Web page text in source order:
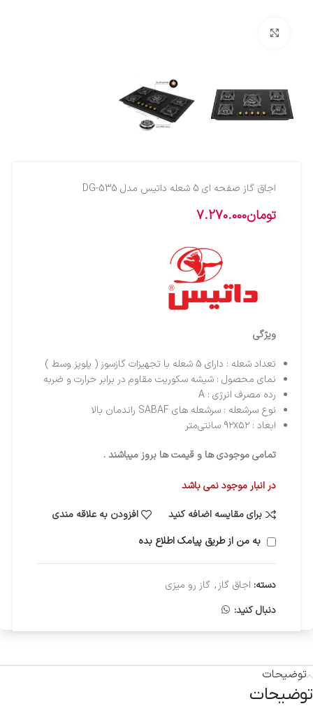
اجاق گاز صفحه ای 5 شعله داتیس مدل DG-535
تومان7.270.000
ویژگی
تعداد شعله : دارای 5 شعله با تجهیزات گازسوز ( پلوپز وسط )
نمای محصول : شیشه سکوریت مقاوم در برابر حرارت و ضربه
رده مصرف انرژی : A
نوع سرشعله : سرشعله های SABAF راندمان بالا
ابعاد : ۹۲x۵۲ سانتی‌متر
تمامی موجودی ها و قیمت ها بروز میباشند .
در انبار موجود نمی باشد
برای مقایسه اضافه کنید
افزودن به علاقه مندی
به من از طریق پیامک اطلاع بده
دسته: اجاق گاز , گاز رو میزی
دنبال کنید:
توضیحات
توضیحات